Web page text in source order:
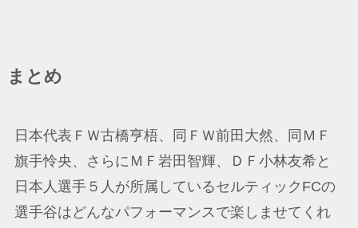
まとめ
日本代表ＦＷ古橋亨梧、同ＦＷ前田大然、同ＭＦ
旗手怜央、さらにＭＦ岩田智輝、ＤＦ小林友希と
日本人選手５人が所属しているセルティックFCの
選手谷はどんなパフォーマンスで楽しませてくれ